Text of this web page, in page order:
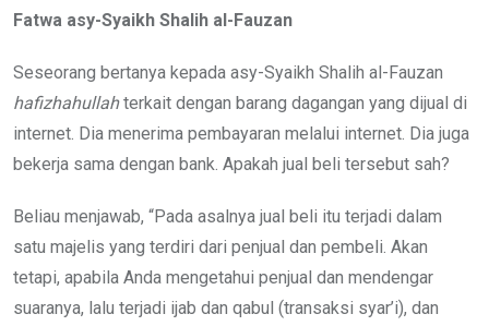
Fatwa asy-Syaikh Shalih al-Fauzan
Seseorang bertanya kepada asy-Syaikh Shalih al-Fauzan
hafizhahullahterkait dengan barang dagangan yang dijual di
internet. Dia menerima pembayaran melalui internet. Dia juga
bekerja sama dengan bank. Apakah jual beli tersebut sah?
Beliau menjawab, “Pada asalnya jual beli itu terjadi dalam
satu majelis yang terdiri dari penjual dan pembeli. Akan
tetapi, apabila Anda mengetahui penjual dan mendengar
suaranya, lalu terjadi ijab dan qabul (transaksi syar’i), dan